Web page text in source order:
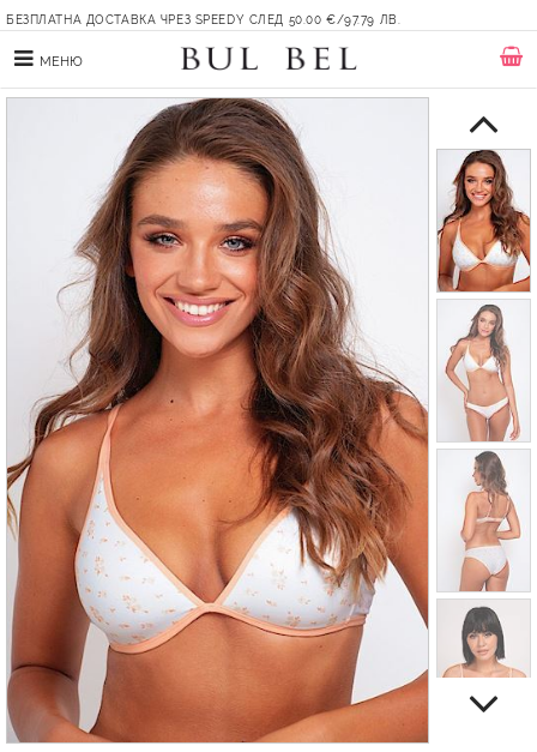
БЕЗПЛАТНА ДОСТАВКА ЧРЕЗ SPEEDY СЛЕД 50.00 €/97.79 ЛВ.
МЕНЮ